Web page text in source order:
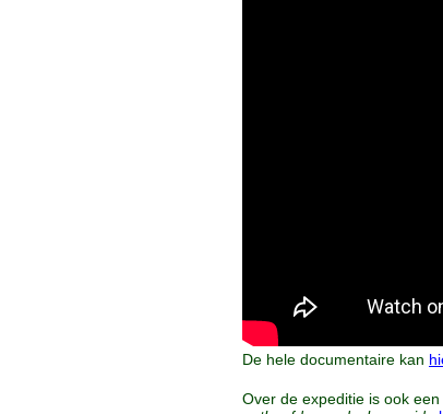
De hele documentaire kan
Over de expeditie is ook